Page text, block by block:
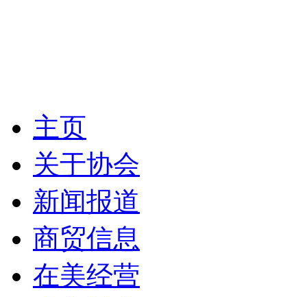
主页
关于协会
新闻报道
商贸信息
在美经营